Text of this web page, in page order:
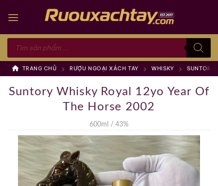
Tìm
kiếm
phẩm
TRANG CHỦ RƯỢU NGOẠI XÁCH TAY WHISKY SUNTORY
Suntory Whisky Royal 12yo Year Of
The Horse 2002
600ml / 43%